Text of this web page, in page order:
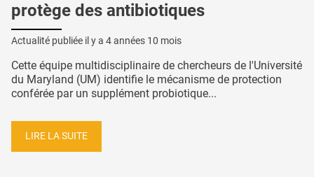
protège des antibiotiques
Actualité publiée il y a 4 années 10 mois
Cette équipe multidisciplinaire de chercheurs de l'Université
du Maryland (UM) identifie le mécanisme de protection
conférée par un supplément probiotique...
LIRE LA SUITE